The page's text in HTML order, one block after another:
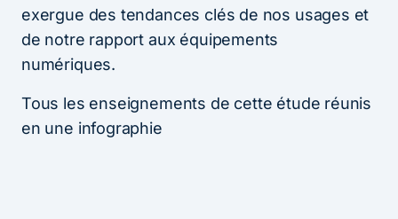
exergue des tendances clés de nos usages et
de notre rapport aux équipements
numériques.
Tous les enseignements de cette étude réunis
en une infographie